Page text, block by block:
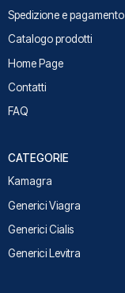
Spedizione e pagamento
Catalogo prodotti
Home Page
Contatti
FAQ
CATEGORIE
Kamagra
Generici Viagra
Generici Cialis
Generici Levitra